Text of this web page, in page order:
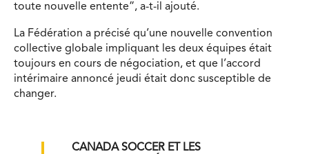
toute nouvelle entente”, a-t-il ajouté.
La Fédération a précisé qu’une nouvelle convention
collective globale impliquant les deux équipes était
toujours en cours de négociation, et que l’accord
intérimaire annoncé jeudi était donc susceptible de
changer.
CANADA SOCCER ET LES